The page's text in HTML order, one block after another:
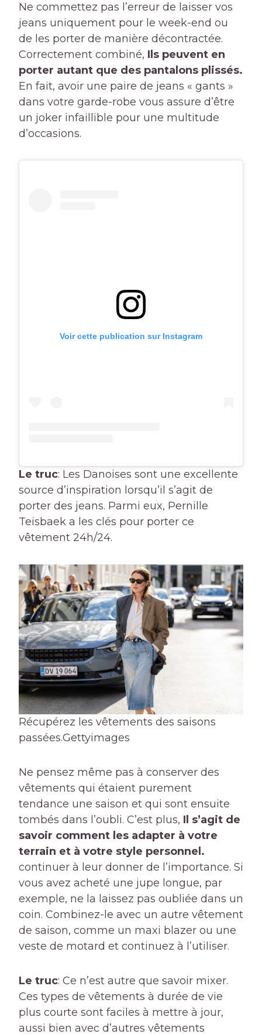
Ne commettez pas l’erreur de laisser vos
jeans uniquement pour le week-end ou
de les porter de manière décontractée.
Correctement combiné, Ils peuvent en
porter autant que des pantalons plissés.
En fait, avoir une paire de jeans « gants »
dans votre garde-robe vous assure d’être
un joker infaillible pour une multitude
d’occasions.
Voir cette publication sur Instagram
Le truc: Les Danoises sont une excellente
source d’inspiration lorsqu’il s’agit de
porter des jeans. Parmi eux, Pernille
Teisbaek a les clés pour porter ce
vêtement 24h/24.
Récupérez les vêtements des saisons
passées.Gettyimages
Ne pensez même pas à conserver des
vêtements qui étaient purement
tendance une saison et qui sont ensuite
tombés dans l’oubli. C’est plus, Il s’agit de
savoir comment les adapter à votre
terrain et à votre style personnel.
continuer à leur donner de l’importance. Si
vous avez acheté une jupe longue, par
exemple, ne la laissez pas oubliée dans un
coin. Combinez-le avec un autre vêtement
de saison, comme un maxi blazer ou une
veste de motard et continuez à l’utiliser.
Le truc: Ce n’est autre que savoir mixer.
Ces types de vêtements à durée de vie
plus courte sont faciles à mettre à jour,
aussi bien avec d’autres vêtements